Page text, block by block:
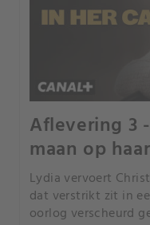
Aflevering 3
maan op
Lydia vervoert
dat verstrikt zit in
oorlog verscheurd